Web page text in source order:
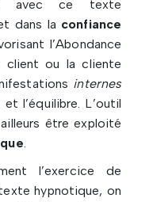
avec ce texte
dans la confiance
l’Abondance
client ou la cliente
internes
l’équilibre. L’outil
être exploité
.
l’exercice de
hypnotique, on